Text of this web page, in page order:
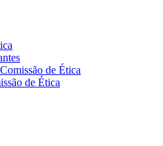
de Ética
de Ética